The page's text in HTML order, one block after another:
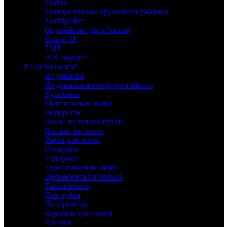
Златко
Златоустовская оружейная фабрика
Златпрофит
Оружейник (Арт-Грани)
Стиль-М
ТМГ
РОСоружие
Разделы ножей
Из дамаска
Из дамаска атмосферостойкого
Кухонные
Метательные ножи
Недорогие
Ножи из литого булата
Охотничьи ножи
Рыбацкие ножи
Складные
Топорики
Туристические ножи
Цельнометаллические
Тактические
Для рубки
Подарочные
Коробки для ножей
Клинки